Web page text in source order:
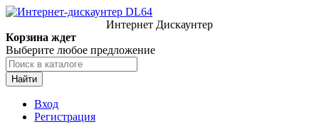
Интернет Дискаунтер
Корзина ждет
Выберите любое предложение
Найти
Вход
Регистрация